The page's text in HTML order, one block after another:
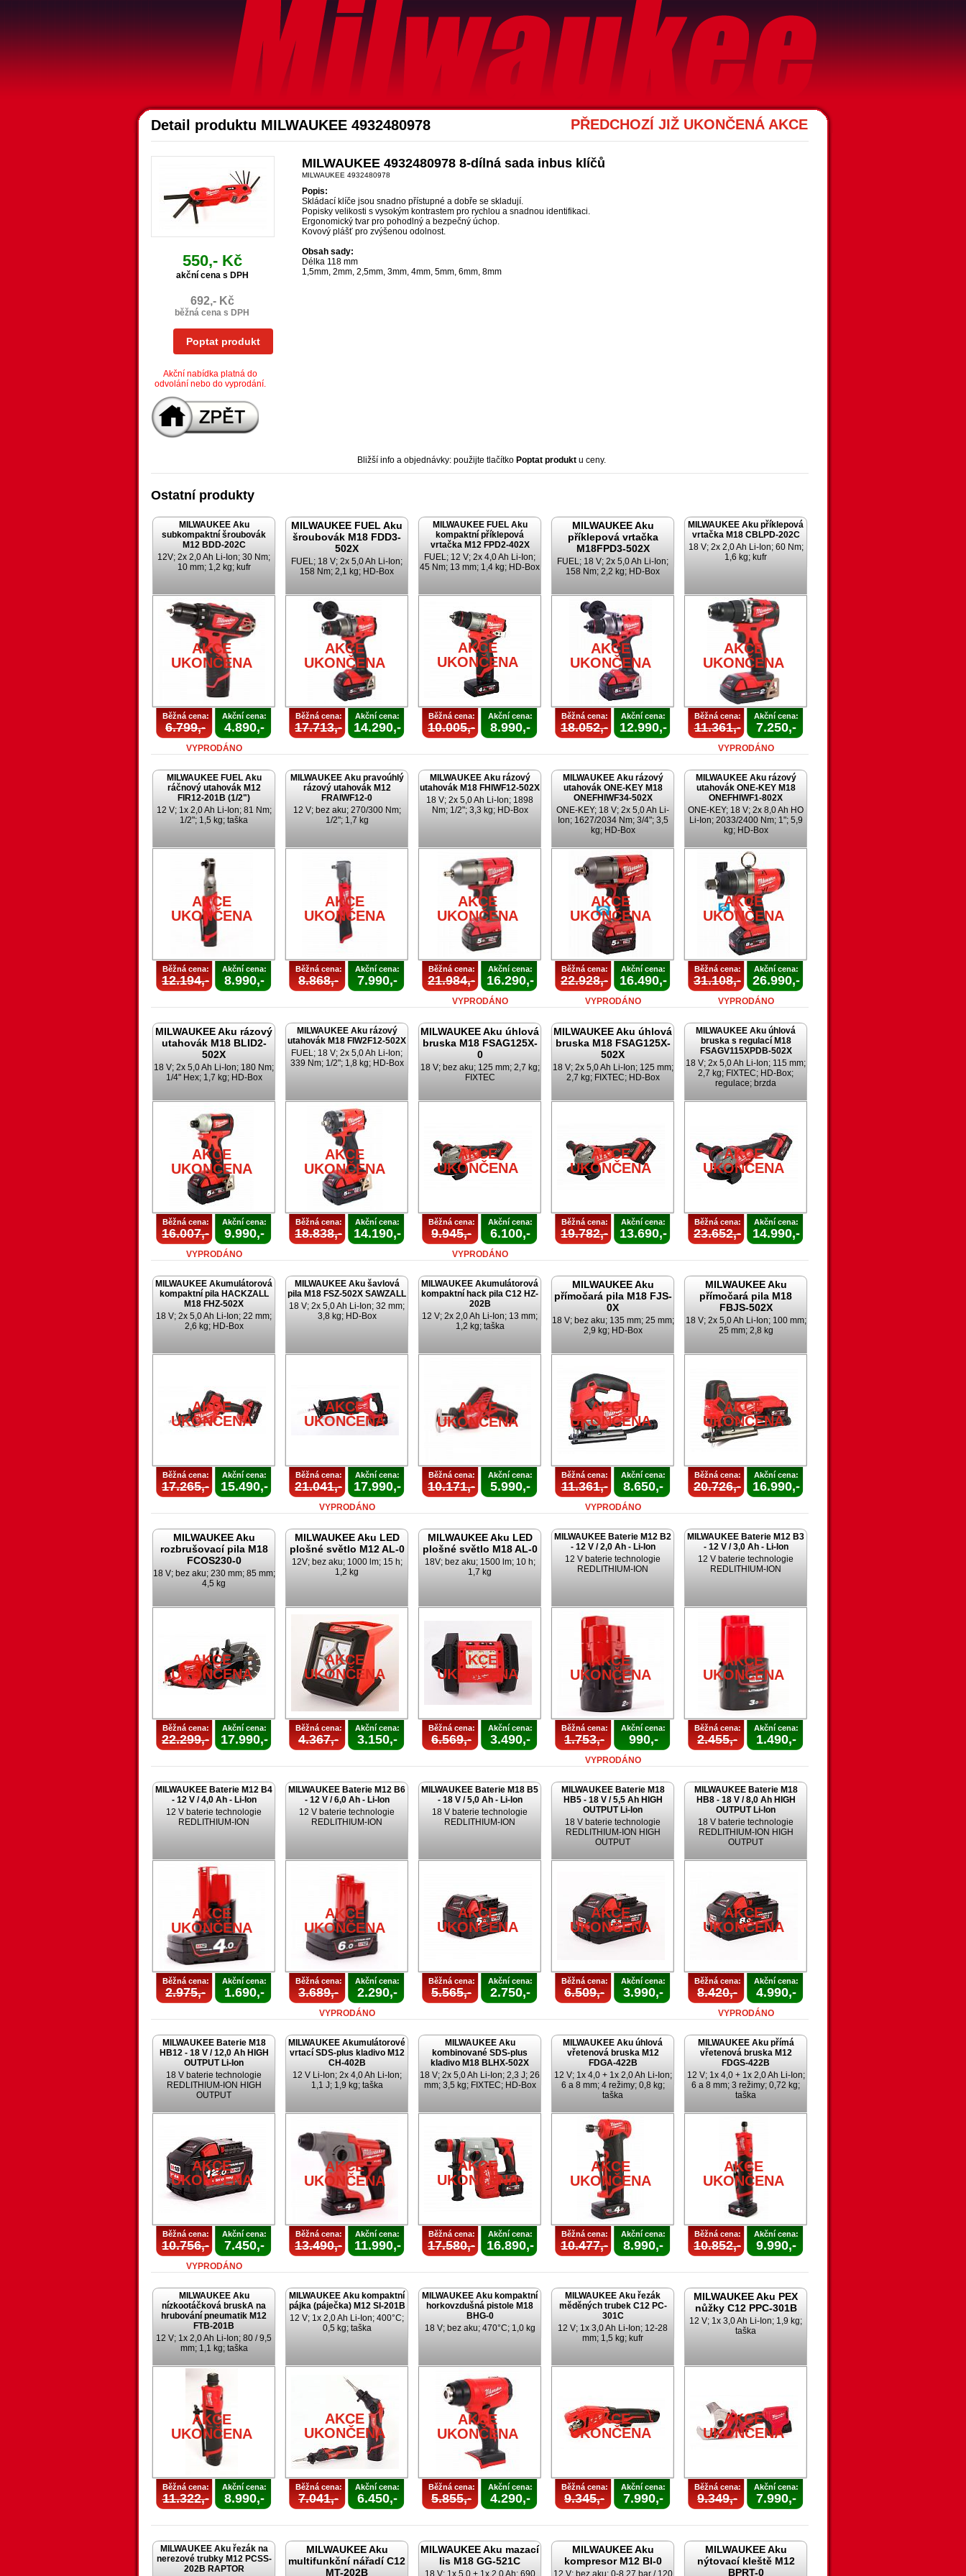
Akce Mwk
Detail produktu MILWAUKEE 4932480978 PŘEDCHOZÍ JIŽ UKONČENÁ AKCE
550,- Kč
akční cena s DPH
692,- Kč
běžná cena s DPH
Poptat produkt
Akční nabídka platná do
odvolání nebo do vyprodání.
MILWAUKEE 4932480978 8-dílná sada inbus klíčů
MILWAUKEE 4932480978
Popis:
Skládací klíče jsou snadno přístupné a dobře se skladují.
Popisky velikosti s vysokým kontrastem pro rychlou a snadnou identifikaci.
Ergonomický tvar pro pohodlný a bezpečný úchop.
Kovový plášť pro zvýšenou odolnost.
Obsah sady:
Délka 118 mm
1,5mm, 2mm, 2,5mm, 3mm, 4mm, 5mm, 6mm, 8mm
Bližší info a objednávky: použijte tlačítko Poptat produktu ceny.
Ostatní produkty
MILWAUKEE Aku
subkompaktní šroubovák
M12 BDD-202C
12V; 2x 2,0 Ah Li-Ion; 30 Nm;
10 mm; 1,2 kg; kufr
AKCE
UKONČENA
Běžná cena:
6.799,-
Akční cena:
4.890,-
VYPRODÁNO
MILWAUKEE FUEL Aku
šroubovák M18 FDD3-
502X
FUEL; 18 V; 2x 5,0 Ah Li-Ion;
158 Nm; 2,1 kg; HD-Box
AKCE
UKONČENA
Běžná cena:
17.713,-
Akční cena:
14.290,-
MILWAUKEE FUEL Aku
kompaktní příklepová
vrtačka M12 FPD2-402X
FUEL; 12 V; 2x 4,0 Ah Li-Ion;
45 Nm; 13 mm; 1,4 kg; HD-Box
AKCE
UKONČENA
Běžná cena:
10.005,-
Akční cena:
8.990,-
MILWAUKEE Aku
příklepová vrtačka
M18FPD3-502X
FUEL; 18 V; 2x 5,0 Ah Li-Ion;
158 Nm; 2,2 kg; HD-Box
AKCE
UKONČENA
Běžná cena:
18.052,-
Akční cena:
12.990,-
MILWAUKEE Aku příklepová
vrtačka M18 CBLPD-202C
18 V; 2x 2,0 Ah Li-Ion; 60 Nm;
1,6 kg; kufr
AKCE
UKONČENA
Běžná cena:
11.361,-
Akční cena:
7.250,-
VYPRODÁNO
MILWAUKEE FUEL Aku
ráčnový utahovák M12
FIR12-201B (1/2")
12 V; 1x 2,0 Ah Li-Ion; 81 Nm;
1/2"; 1,5 kg; taška
AKCE
UKONČENA
Běžná cena:
12.194,-
Akční cena:
8.990,-
MILWAUKEE Aku pravoúhlý
rázový utahovák M12
FRAIWF12-0
12 V; bez aku; 270/300 Nm;
1/2"; 1,7 kg
AKCE
UKONČENA
Běžná cena:
8.868,-
Akční cena:
7.990,-
MILWAUKEE Aku rázový
utahovák M18 FHIWF12-502X
18 V; 2x 5,0 Ah Li-Ion; 1898
Nm; 1/2"; 3,3 kg; HD-Box
AKCE
UKONČENA
Běžná cena:
21.984,-
Akční cena:
16.290,-
VYPRODÁNO
MILWAUKEE Aku rázový
utahovák ONE-KEY M18
ONEFHIWF34-502X
ONE-KEY; 18 V; 2x 5,0 Ah Li-
Ion; 1627/2034 Nm; 3/4"; 3,5
kg; HD-Box
AKCE
UKONČENA
Běžná cena:
22.928,-
Akční cena:
16.490,-
VYPRODÁNO
MILWAUKEE Aku rázový
utahovák ONE-KEY M18
ONEFHIWF1-802X
ONE-KEY; 18 V; 2x 8,0 Ah HO
Li-Ion; 2033/2400 Nm; 1"; 5,9
kg; HD-Box
AKCE
UKONČENA
Běžná cena:
31.108,-
Akční cena:
26.990,-
VYPRODÁNO
MILWAUKEE Aku rázový
utahovák M18 BLID2-
502X
18 V; 2x 5,0 Ah Li-Ion; 180 Nm;
1/4" Hex; 1,7 kg; HD-Box
AKCE
UKONČENA
Běžná cena:
16.007,-
Akční cena:
9.990,-
VYPRODÁNO
MILWAUKEE Aku rázový
utahovák M18 FIW2F12-502X
FUEL; 18 V; 2x 5,0 Ah Li-Ion;
339 Nm; 1/2"; 1,8 kg; HD-Box
AKCE
UKONČENA
Běžná cena:
18.838,-
Akční cena:
14.190,-
MILWAUKEE Aku úhlová
bruska M18 FSAG125X-
0
18 V; bez aku; 125 mm; 2,7 kg;
FIXTEC
AKCE
UKONČENA
Běžná cena:
9.945,-
Akční cena:
6.100,-
VYPRODÁNO
MILWAUKEE Aku úhlová
bruska M18 FSAG125X-
502X
18 V; 2x 5,0 Ah Li-Ion; 125 mm;
2,7 kg; FIXTEC; HD-Box
AKCE
UKONČENA
Běžná cena:
19.782,-
Akční cena:
13.690,-
MILWAUKEE Aku úhlová
bruska s regulací M18
FSAGV115XPDB-502X
18 V; 2x 5,0 Ah Li-Ion; 115 mm;
2,7 kg; FIXTEC; HD-Box;
regulace; brzda
AKCE
UKONČENA
Běžná cena:
23.652,-
Akční cena:
14.990,-
MILWAUKEE Akumulátorová
kompaktní pila HACKZALL
M18 FHZ-502X
18 V; 2x 5,0 Ah Li-Ion; 22 mm;
2,6 kg; HD-Box
AKCE
UKONČENA
Běžná cena:
17.265,-
Akční cena:
15.490,-
MILWAUKEE Aku šavlová
pila M18 FSZ-502X SAWZALL
18 V; 2x 5,0 Ah Li-Ion; 32 mm;
3,8 kg; HD-Box
AKCE
UKONČENA
Běžná cena:
21.041,-
Akční cena:
17.990,-
VYPRODÁNO
MILWAUKEE Akumulátorová
kompaktní hack pila C12 HZ-
202B
12 V; 2x 2,0 Ah Li-Ion; 13 mm;
1,2 kg; taška
AKCE
UKONČENA
Běžná cena:
10.171,-
Akční cena:
5.990,-
MILWAUKEE Aku
přímočará pila M18 FJS-
0X
18 V; bez aku; 135 mm; 25 mm;
2,9 kg; HD-Box
AKCE
UKONČENA
Běžná cena:
11.361,-
Akční cena:
8.650,-
VYPRODÁNO
MILWAUKEE Aku
přímočará pila M18
FBJS-502X
18 V; 2x 5,0 Ah Li-Ion; 100 mm;
25 mm; 2,8 kg
AKCE
UKONČENA
Běžná cena:
20.726,-
Akční cena:
16.990,-
MILWAUKEE Aku
rozbrušovací pila M18
FCOS230-0
18 V; bez aku; 230 mm; 85 mm;
4,5 kg
AKCE
UKONČENA
Běžná cena:
22.299,-
Akční cena:
17.990,-
MILWAUKEE Aku LED
plošné světlo M12 AL-0
12V; bez aku; 1000 lm; 15 h;
1,2 kg
AKCE
UKONČENA
Běžná cena:
4.367,-
Akční cena:
3.150,-
MILWAUKEE Aku LED
plošné světlo M18 AL-0
18V; bez aku; 1500 lm; 10 h;
1,7 kg
AKCE
UKONČENA
Běžná cena:
6.569,-
Akční cena:
3.490,-
MILWAUKEE Baterie M12 B2
- 12 V / 2,0 Ah - Li-Ion
12 V baterie technologie
REDLITHIUM-ION
AKCE
UKONČENA
Běžná cena:
1.753,-
Akční cena:
990,-
VYPRODÁNO
MILWAUKEE Baterie M12 B3
- 12 V / 3,0 Ah - Li-Ion
12 V baterie technologie
REDLITHIUM-ION
AKCE
UKONČENA
Běžná cena:
2.455,-
Akční cena:
1.490,-
MILWAUKEE Baterie M12 B4
- 12 V / 4,0 Ah - Li-Ion
12 V baterie technologie
REDLITHIUM-ION
AKCE
UKONČENA
Běžná cena:
2.975,-
Akční cena:
1.690,-
MILWAUKEE Baterie M12 B6
- 12 V / 6,0 Ah - Li-Ion
12 V baterie technologie
REDLITHIUM-ION
AKCE
UKONČENA
Běžná cena:
3.689,-
Akční cena:
2.290,-
VYPRODÁNO
MILWAUKEE Baterie M18 B5
- 18 V / 5,0 Ah - Li-Ion
18 V baterie technologie
REDLITHIUM-ION
AKCE
UKONČENA
Běžná cena:
5.565,-
Akční cena:
2.750,-
MILWAUKEE Baterie M18
HB5 - 18 V / 5,5 Ah HIGH
OUTPUT Li-Ion
18 V baterie technologie
REDLITHIUM-ION HIGH
OUTPUT
AKCE
UKONČENA
Běžná cena:
6.509,-
Akční cena:
3.990,-
MILWAUKEE Baterie M18
HB8 - 18 V / 8,0 Ah HIGH
OUTPUT Li-Ion
18 V baterie technologie
REDLITHIUM-ION HIGH
OUTPUT
AKCE
UKONČENA
Běžná cena:
8.420,-
Akční cena:
4.990,-
VYPRODÁNO
MILWAUKEE Baterie M18
HB12 - 18 V / 12,0 Ah HIGH
OUTPUT Li-Ion
18 V baterie technologie
REDLITHIUM-ION HIGH
OUTPUT
AKCE
UKONČENA
Běžná cena:
10.756,-
Akční cena:
7.450,-
VYPRODÁNO
MILWAUKEE Akumulátorové
vrtací SDS-plus kladivo M12
CH-402B
12 V Li-Ion; 2x 4,0 Ah Li-Ion;
1,1 J; 1,9 kg; taška
AKCE
UKONČENA
Běžná cena:
13.490,-
Akční cena:
11.990,-
MILWAUKEE Aku
kombinované SDS-plus
kladivo M18 BLHX-502X
18 V; 2x 5,0 Ah Li-Ion; 2,3 J; 26
mm; 3,5 kg; FIXTEC; HD-Box
AKCE
UKONČENA
Běžná cena:
17.580,-
Akční cena:
16.890,-
MILWAUKEE Aku úhlová
vřetenová bruska M12
FDGA-422B
12 V; 1x 4,0 + 1x 2,0 Ah Li-Ion;
6 a 8 mm; 4 režimy; 0,8 kg;
taška
AKCE
UKONČENA
Běžná cena:
10.477,-
Akční cena:
8.990,-
MILWAUKEE Aku přímá
vřetenová bruska M12
FDGS-422B
12 V; 1x 4,0 + 1x 2,0 Ah Li-Ion;
6 a 8 mm; 3 režimy; 0,72 kg;
taška
AKCE
UKONČENA
Běžná cena:
10.852,-
Akční cena:
9.990,-
MILWAUKEE Aku
nízkootáčková bruskA na
hrubování pneumatik M12
FTB-201B
12 V; 1x 2,0 Ah Li-Ion; 80 / 9,5
mm; 1,1 kg; taška
AKCE
UKONČENA
Běžná cena:
11.322,-
Akční cena:
8.990,-
MILWAUKEE Aku kompaktní
pájka (páječka) M12 SI-201B
12 V; 1x 2,0 Ah Li-Ion; 400°C;
0,5 kg; taška
AKCE
UKONČENA
Běžná cena:
7.041,-
Akční cena:
6.450,-
MILWAUKEE Aku kompaktní
horkovzdušná pistole M18
BHG-0
18 V; bez aku; 470°C; 1,0 kg
AKCE
UKONČENA
Běžná cena:
5.855,-
Akční cena:
4.290,-
MILWAUKEE Aku řezák
měděných trubek C12 PC-
301C
12 V; 1x 3,0 Ah Li-Ion; 12-28
mm; 1,5 kg; kufr
AKCE
UKONČENA
Běžná cena:
9.345,-
Akční cena:
7.990,-
MILWAUKEE Aku PEX
nůžky C12 PPC-301B
12 V; 1x 3,0 Ah Li-Ion; 1,9 kg;
taška
AKCE
UKONČENA
Běžná cena:
9.349,-
Akční cena:
7.990,-
MILWAUKEE Aku řezák na
nerezové trubky M12 PCSS-
202B RAPTOR
MILWAUKEE Aku
multifunkční nářadí C12
MT-202B
MILWAUKEE Aku mazací
lis M18 GG-521C
18 V; 1x 5,0 + 1x 2,0 Ah; 690
MILWAUKEE Aku
kompresor M12 BI-0
12 V; bez aku; 0-8,27 bar / 120
MILWAUKEE Aku
nýtovací kleště M12
BPRT-0